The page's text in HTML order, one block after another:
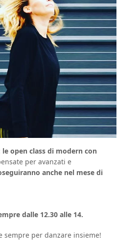
le open class di modern con
per avanzati e
anche nel mese di
dalle 12.30 alle 14.
sempre per danzare insieme!